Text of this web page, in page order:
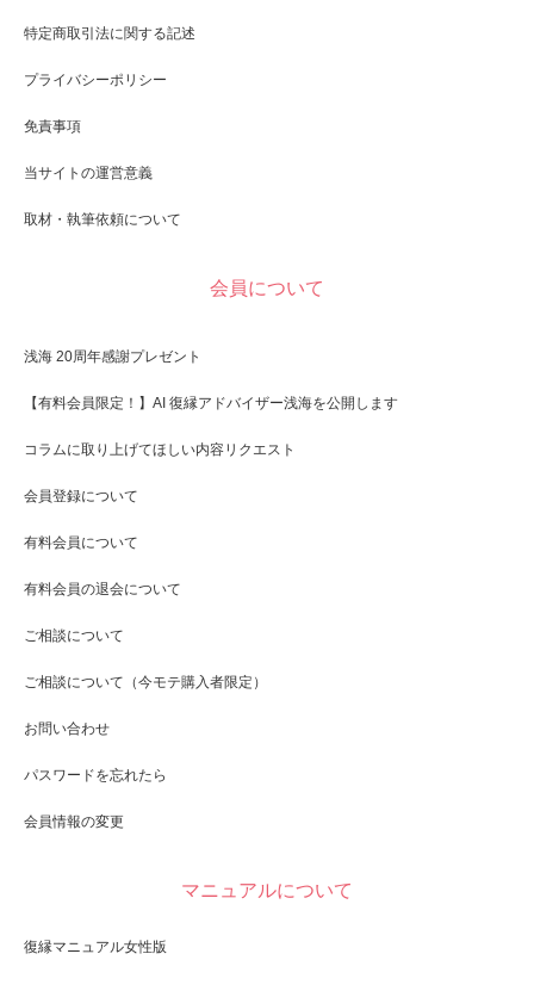
特定商取引法に関する記述
プライバシーポリシー
免責事項
当サイトの運営意義
取材・執筆依頼について
会員について
浅海 20周年感謝プレゼント
【有料会員限定！】AI 復縁アドバイザー浅海を公開します
コラムに取り上げてほしい内容リクエスト
会員登録について
有料会員について
有料会員の退会について
ご相談について
ご相談について（今モテ購入者限定）
お問い合わせ
パスワードを忘れたら
会員情報の変更
マニュアルについて
復縁マニュアル女性版